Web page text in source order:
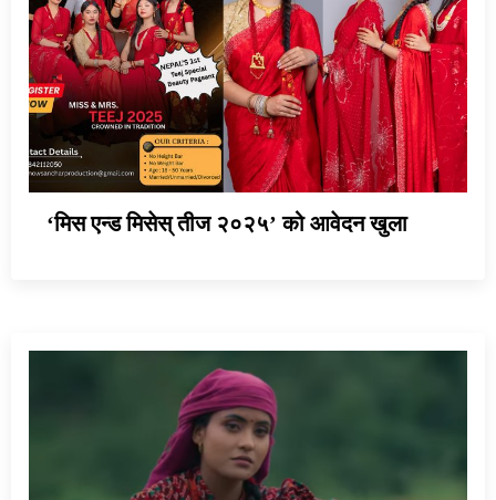
‘मिस एन्ड मिसेस् तीज २०२५’ को आवेदन खुला